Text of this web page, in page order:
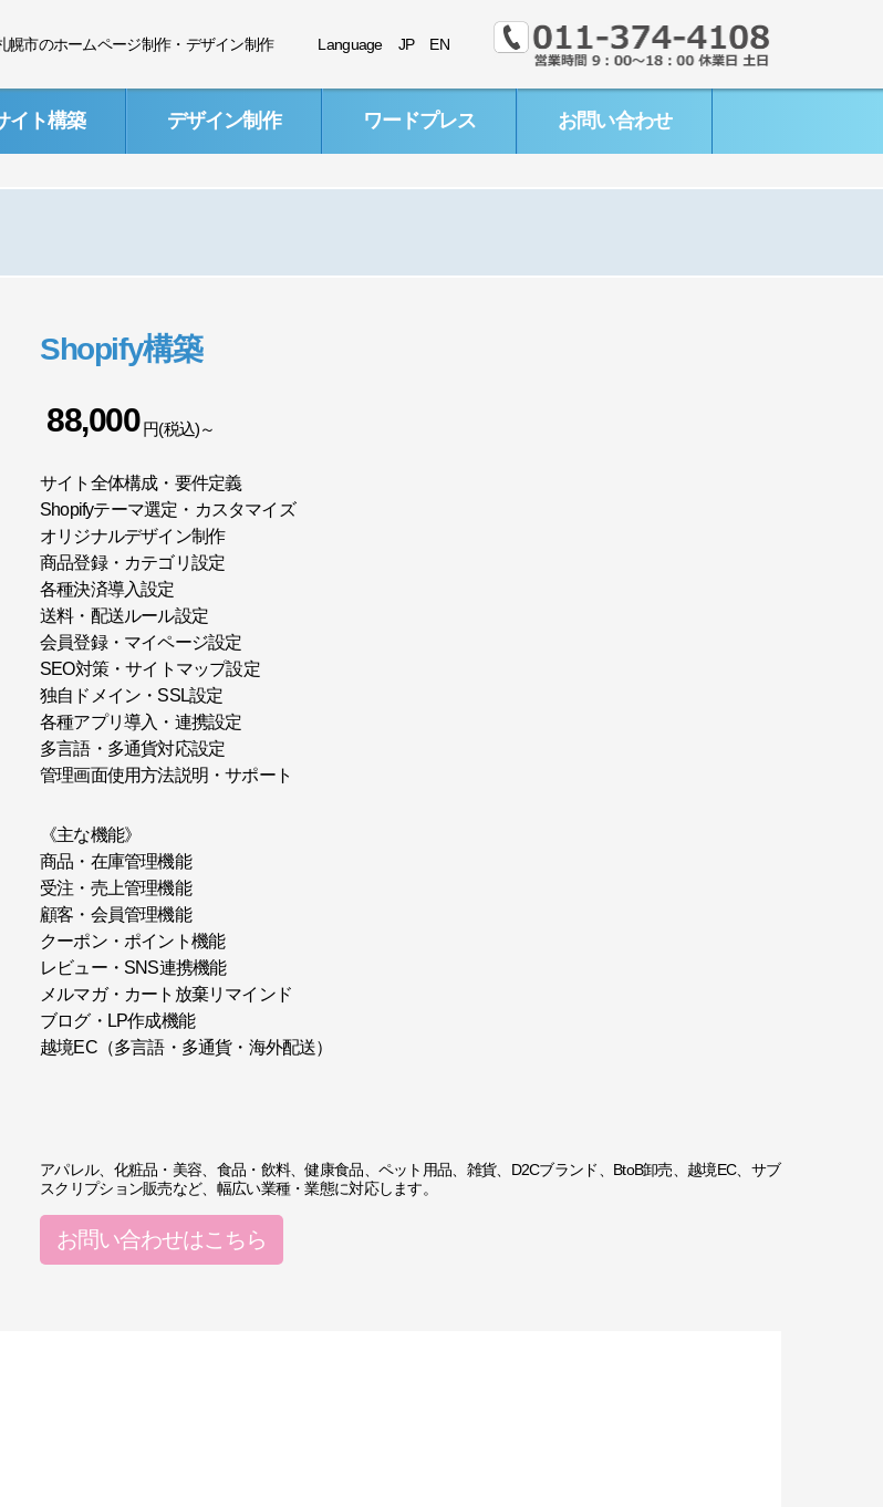
幌市のホームページ制作・デザイン制作 Language JP EN
イト構築 デザイン制作 ワードプレス お問い合わせ
Shopify構築
88,000 円(税込)～
サイト全体構成・要件定義
Shopifyテーマ選定・カスタマイズ
オリジナルデザイン制作
商品登録・カテゴリ設定
各種決済導入設定
送料・配送ルール設定
会員登録・マイページ設定
SEO対策・サイトマップ設定
独自ドメイン・SSL設定
各種アプリ導入・連携設定
多言語・多通貨対応設定
管理画面使用方法説明・サポート
《主な機能》
商品・在庫管理機能
受注・売上管理機能
顧客・会員管理機能
クーポン・ポイント機能
レビュー・SNS連携機能
メルマガ・カート放棄リマインド
ブログ・LP作成機能
越境EC（多言語・多通貨・海外配送）
アパレル、化粧品・美容、食品・飲料、健康食品、ペット用品、雑貨、D2Cブランド、BtoB卸売、越境EC、サブ
スクリプション販売など、幅広い業種・業態に対応します。
お問い合わせはこちら